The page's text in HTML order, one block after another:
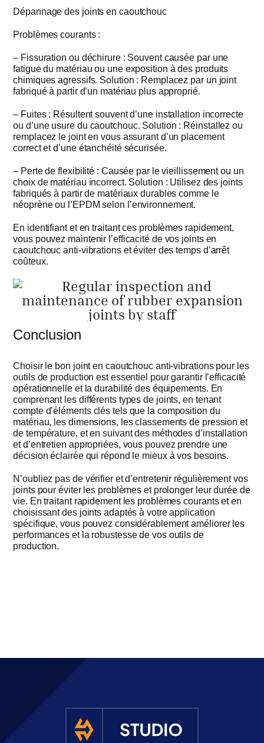
Dépannage des joints en caoutchouc
Problèmes courants :
– Fissuration ou déchirure : Souvent causée par une
fatigue du matériau ou une exposition à des produits
chimiques agressifs. Solution : Remplacez par un joint
fabriqué à partir d’un matériau plus approprié.
– Fuites : Résultent souvent d’une installation incorrecte
ou d’une usure du caoutchouc. Solution : Réinstallez ou
remplacez le joint en vous assurant d’un placement
correct et d’une étanchéité sécurisée.
– Perte de flexibilité : Causée par le vieillissement ou un
choix de matériau incorrect. Solution : Utilisez des joints
fabriqués à partir de matériaux durables comme le
néoprène ou l’EPDM selon l’environnement.
En identifiant et en traitant ces problèmes rapidement,
vous pouvez maintenir l’efficacité de vos joints en
caoutchouc anti-vibrations et éviter des temps d’arrêt
coûteux.
Conclusion
Choisir le bon joint en caoutchouc anti-vibrations pour les
outils de production est essentiel pour garantir l’efficacité
opérationnelle et la durabilité des équipements. En
comprenant les différents types de joints, en tenant
compte d’éléments clés tels que la composition du
matériau, les dimensions, les classements de pression et
de température, et en suivant des méthodes d’installation
et d’entretien appropriées, vous pouvez prendre une
décision éclairée qui répond le mieux à vos besoins.
N’oubliez pas de vérifier et d’entretenir régulièrement vos
joints pour éviter les problèmes et prolonger leur durée de
vie. En traitant rapidement les problèmes courants et en
choisissant des joints adaptés à votre application
spécifique, vous pouvez considérablement améliorer les
performances et la robustesse de vos outils de
production.